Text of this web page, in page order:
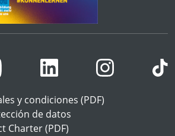
y condiciones (PDF)
de datos
Charter (PDF)